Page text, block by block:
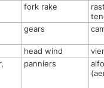
fork rake
gears
head wind
panniers